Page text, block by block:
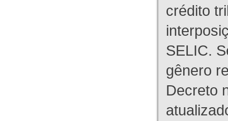
crédito
SELIC.
gênero
Decreto